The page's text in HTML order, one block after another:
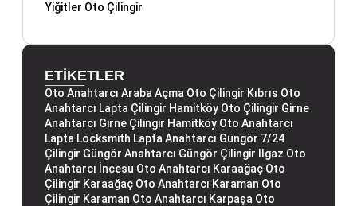
Yiğitler Oto Çilingir
ETİKETLER
Oto Anahtarcı Araba Açma Oto Çilingir Kıbrıs Oto
Anahtarcı Lapta Çilingir Hamitköy Oto Çilingir Girne
Anahtarcı Girne Çilingir Hamitköy Oto Anahtarcı
Lapta Locksmith Lapta Anahtarcı Güngör 7/24
Çilingir Güngör Anahtarcı Güngör Çilingir
Ilgaz Oto
Anahtarcı İncesu Oto Anahtarcı Karaağaç Oto
Çilingir Karaağaç Oto Anahtarcı Karaman Oto
Çilingir Karaman Oto Anahtarcı Karpaşa Oto